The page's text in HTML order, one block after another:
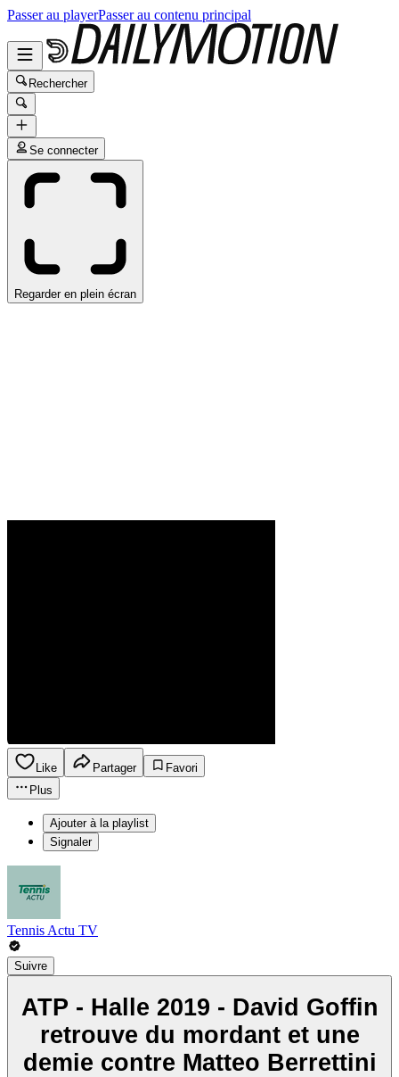
Passer au playerPasser au contenu principal
Rechercher
Se connecter
Regarder en plein écran
Like Partager
Favori
Plus
Ajouter à la playlist
Signaler
Tennis Actu TV
Suivre
ATP - Halle 2019 - David Goffin
retrouve du mordant et une
demie contre Matteo Berrettini